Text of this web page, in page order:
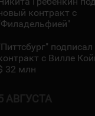
контракт с
с Вилле
32 млн
АВГУСТА